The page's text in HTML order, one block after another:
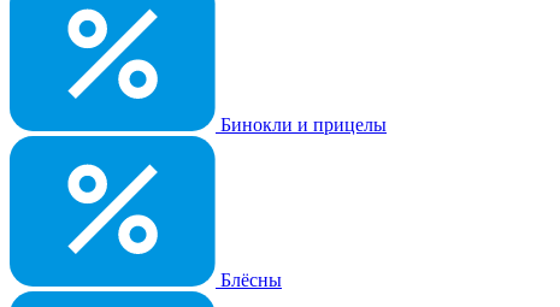
Бинокли и прицелы
Блёсны